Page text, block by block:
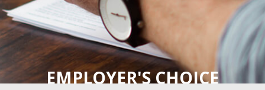
EMPLOYER'S CHOICE